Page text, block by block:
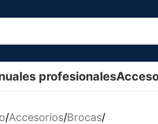
profesionales
/Accesorios/Brocas/